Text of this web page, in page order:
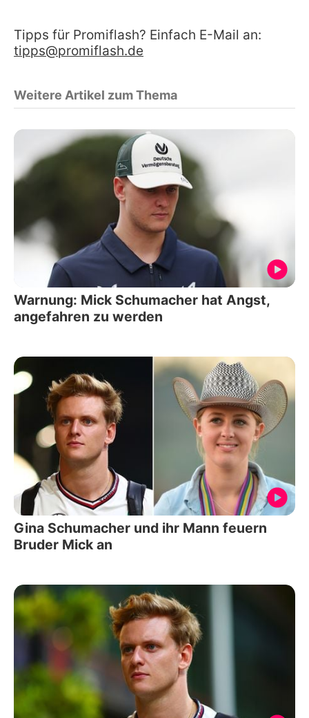
Tipps für Promiflash? Einfach E-Mail an:
tipps@promiflash.de
Weitere Artikel zum Thema
Warnung: Mick Schumacher hat Angst,
angefahren zu werden
Gina Schumacher und ihr Mann feuern
Bruder Mick an